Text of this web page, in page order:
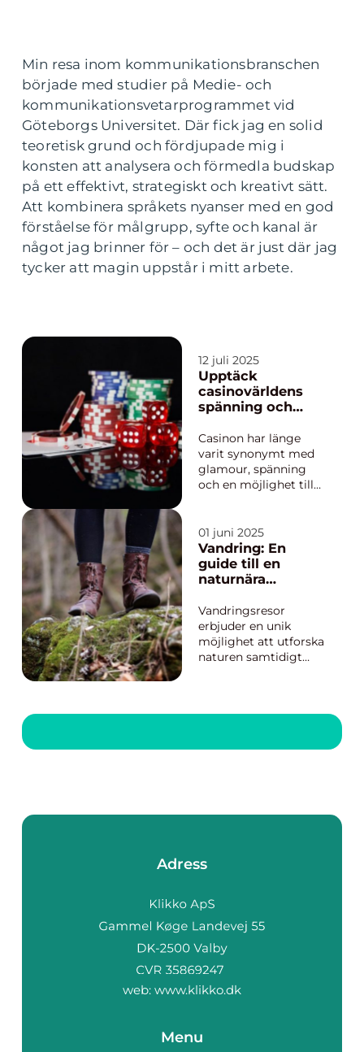
Min resa inom kommunikationsbranschen
började med studier på Medie- och
kommunikationsvetarprogrammet vid
Göteborgs Universitet. Där fick jag en solid
teoretisk grund och fördjupade mig i
konsten att analysera och förmedla budskap
på ett effektivt, strategiskt och kreativt sätt.
Att kombinera språkets nyanser med en god
förståelse för målgrupp, syfte och kanal är
något jag brinner för – och det är just där jag
tycker att magin uppstår i mitt arbete.
12 juli 2025
Upptäck
casinovärldens
spänning och
Casinon har länge
varit synonymt med
glamour, spänning
och en möjlighet till
har spelvärlden
genomgått en enorm
förändring. Från
fysiska spelhallar till
01 juni 2025
Vandring: En
guide till en
naturnära
Vandringsresor
erbjuder en unik
möjlighet att utforska
naturen samtidigt
sina vidsträckta
och klara sjöar, är en
Adress
web: www.klikko.dk
Menu